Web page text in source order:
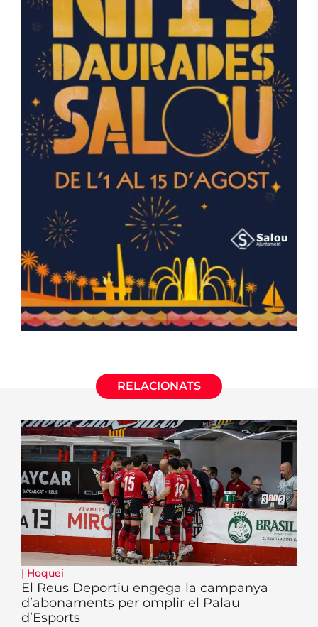
RELACIONATS
| Hoquei
El Reus Deportiu engega la campanya
d’abonaments per omplir el Palau
d’Esports